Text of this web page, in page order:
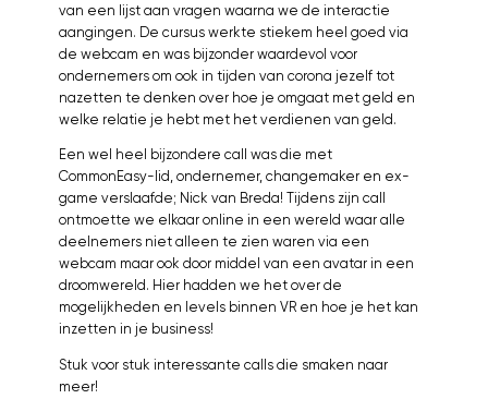
van een lijst aan vragen waarna we de interactie
aangingen. De cursus werkte stiekem heel goed via
de webcam en was bijzonder waardevol voor
ondernemers om ook in tijden van corona jezelf tot
nazetten te denken over hoe je omgaat met geld en
welke relatie je hebt met het verdienen van geld.
Een wel heel bijzondere call was die met
CommonEasy-lid, ondernemer, changemaker en ex-
game verslaafde; Nick van Breda! Tijdens zijn call
ontmoette we elkaar online in een wereld waar alle
deelnemers niet alleen te zien waren via een
webcam maar ook door middel van een avatar in een
droomwereld. Hier hadden we het over de
mogelijkheden en levels binnen VR en hoe je het kan
inzetten in je business!
Stuk voor stuk interessante calls die smaken naar
meer!